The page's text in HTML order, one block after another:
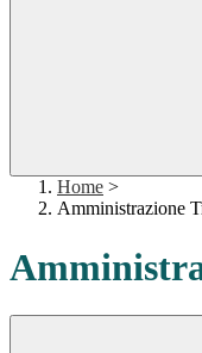
Home >
Amministrazione